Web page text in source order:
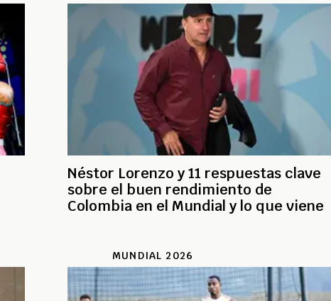
Néstor Lorenzo y 11 respuestas clave
sobre el buen rendimiento de
Colombia en el Mundial y lo que viene
MUNDIAL 2026